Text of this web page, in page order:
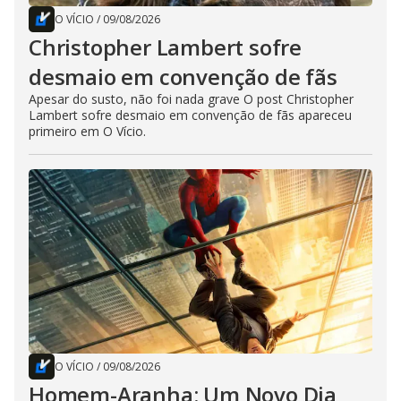
O VÍCIO / 09/08/2026
Christopher Lambert sofre
desmaio em convenção de fãs
Apesar do susto, não foi nada grave O post Christopher
Lambert sofre desmaio em convenção de fãs apareceu
primeiro em O Vício.
O VÍCIO / 09/08/2026
Homem-Aranha: Um Novo Dia